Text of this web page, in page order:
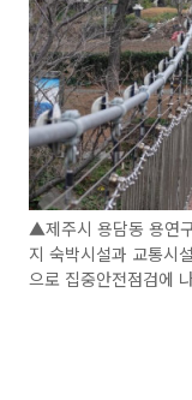
▲제주시 용담동 용연
지 숙박시설과 교통시
으로 집중안전점검에